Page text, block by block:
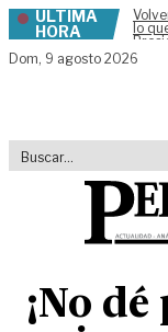
Skip to content
ÚLTIMA
HORA
lo
Dom, 9 agosto 2026
¡No